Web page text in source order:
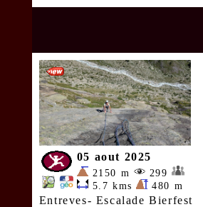
05 aout 2025
2150 m
299
5.7 kms
480 m
Entreves- Escalade Bierfest